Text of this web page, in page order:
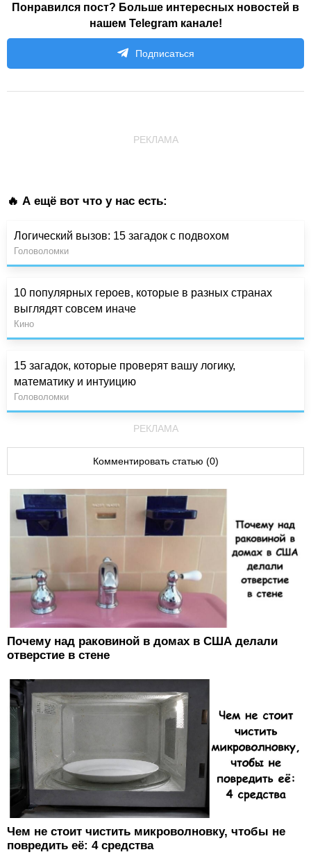
Понравился пост? Больше интересных новостей в
нашем Telegram канале!
Подписаться
РЕКЛАМА
🔥 А ещё вот что у нас есть:
Логический вызов: 15 загадок с подвохом
Головоломки
10 популярных героев, которые в разных странах
выглядят совсем иначе
Кино
15 загадок, которые проверят вашу логику,
математику и интуицию
Головоломки
РЕКЛАМА
Комментировать статью (0)
Почему над раковиной в домах в США делали
отверстие в стене
Чем не стоит чистить микроволновку, чтобы не
повредить её: 4 средства